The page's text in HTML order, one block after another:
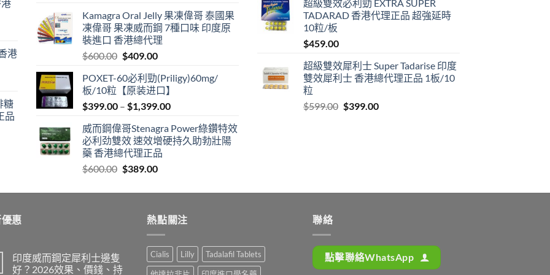
港
糖
品
was:
$599.00.
is:
$399.00.
Kamagra Oral Jelly 果凍偉哥 泰國果
凍偉哥 果凍威而鋼 7種口味 印度原
裝進口 香港總代理
$600.00 Original
was:
$600.00.
$409.00Current
is:
$409.00.
POXET-60必利勁(Priligy)60mg/
板/10粒【原装进口】
$399.00 – $1,399.00Price
$399.00
through
威而鋼偉哥Stenagra Power綠鑽特效
必利劲雙效 速效增硬持久助勃壯陽
藥 香港總代理正品
$600.00 Original
was:
$389.00Current
is:
$399.00
through
超級雙效必利勁 EXTRA SUPER
TADARAD 香港代理正品 超強延時
10粒/板
$459.00
超級雙效犀利士 Super Tadarise 印度
雙效犀利士 香港總代理正品 1板/10
粒
$599.00 Original
$399.00Current
惠
印度威而鋼定犀利士邊隻
好？2026效果、價錢、持
熱點關注
Cialis Lilly
Tadalafil Tablets
聯絡
點擊聯絡WhatsApp